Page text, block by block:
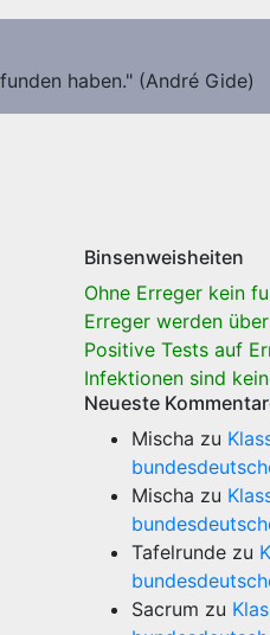
haben." (André Gide)
Binsenweisheiten
Ohne Erreger kein
Erreger werden
Positive Tests auf
Infektionen sind
Neueste
Mischa zu
Mischa zu
Tafelrunde zu
Sacrum zu